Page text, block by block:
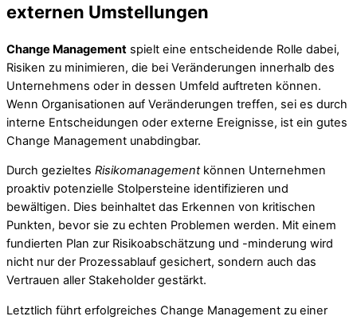
externen Umstellungen
Change Management spielt eine entscheidende Rolle dabei,
Risiken zu minimieren, die bei Veränderungen innerhalb des
Unternehmens oder in dessen Umfeld auftreten können.
Wenn Organisationen auf Veränderungen treffen, sei es durch
interne Entscheidungen oder externe Ereignisse, ist ein gutes
Change Management unabdingbar.
Durch gezieltes Risikomanagementkönnen Unternehmen
proaktiv potenzielle Stolpersteine identifizieren und
bewältigen. Dies beinhaltet das Erkennen von kritischen
Punkten, bevor sie zu echten Problemen werden. Mit einem
fundierten Plan zur Risikoabschätzung und -minderung wird
nicht nur der Prozessablauf gesichert, sondern auch das
Vertrauen aller Stakeholder gestärkt.
Letztlich führt erfolgreiches Change Management zu einer